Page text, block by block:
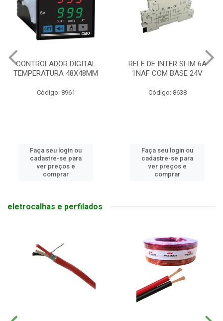
CONTROLADOR DIGITAL
TEMPERATURA 48X48MM
Código: 8961
Faça seu login ou
cadastre-se para
ver preços e
comprar
RELE DE INTER SLIM 6A
1NAF COM BASE 24V
Código: 8638
Faça seu login ou
cadastre-se para
ver preços e
comprar
eletrocalhas e perfilados